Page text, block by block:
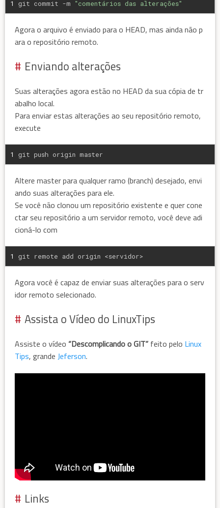
1 git commit -m "comentários das alterações"
Agora o arquivo é enviado para o HEAD, mas ainda não p
ara o repositório remoto.
Enviando alterações
Suas alterações agora estão no HEAD da sua cópia de tr
abalho local.
Para enviar estas alterações ao seu repositório remoto,
execute
1 git push origin master
Altere master para qualquer ramo (branch) desejado, envi
ando suas alterações para ele.
Se você não clonou um repositório existente e quer cone
ctar seu repositório a um servidor remoto, você deve adi
cioná-lo com
1 git remote add origin <servidor>
Agora você é capaz de enviar suas alterações para o serv
idor remoto selecionado.
Assista o Vídeo do LinuxTips
Assiste o vídeo “Descomplicando o GIT” feito pelo Linux
Tips, grande Jeferson.
Links